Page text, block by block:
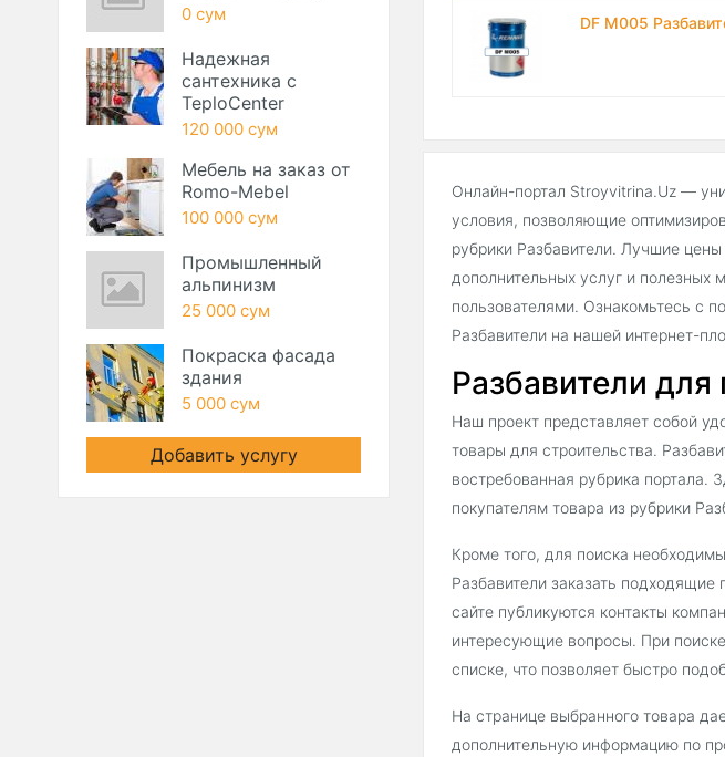
DF M005
Онлайн-портал Stroyvitrina.Uz —
условия, позволяющие
рубрики Разбавители. Лучшие
дополнительных услуг и
пользователями. Ознакомьтесь с
Разбавители на нашей интернет-
Разбавители
Наш проект представляет собой
товары для строительства.
востребованная рубрика портала.
покупателям товара из рубрики
Кроме того, для поиска
Разбавители заказать
сайте публикуются контакты
интересующие вопросы. При
списке, что позволяет быстро
На странице выбранного товара
дополнительную информацию по
0 сум
Надежная
сантехника с
TeploCenter
120 000 сум
Мебель на заказ от
Romo-Mebel
100 000 сум
Промышленный
альпинизм
25 000 сум
Покраска фасада
здания
5 000 сум
Добавить услугу